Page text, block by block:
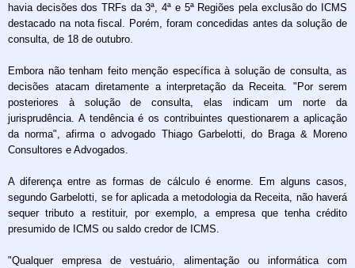
havia decisões dos TRFs da 3ª, 4ª e 5ª Regiões pela exclusão do ICMS
destacado na nota fiscal. Porém, foram concedidas antes da solução de
consulta, de 18 de outubro.
Embora não tenham feito menção específica à solução de consulta, as
decisões atacam diretamente a interpretação da Receita. "Por serem
posteriores à solução de consulta, elas indicam um norte da
jurisprudência. A tendência é os contribuintes questionarem a aplicação
da norma", afirma o advogado Thiago Garbelotti, do Braga & Moreno
Consultores e Advogados.
A diferença entre as formas de cálculo é enorme. Em alguns casos,
segundo Garbelotti, se for aplicada a metodologia da Receita, não haverá
sequer tributo a restituir, por exemplo, a empresa que tenha crédito
presumido de ICMS ou saldo credor de ICMS.
"Qualquer empresa de vestuário, alimentação ou informática com